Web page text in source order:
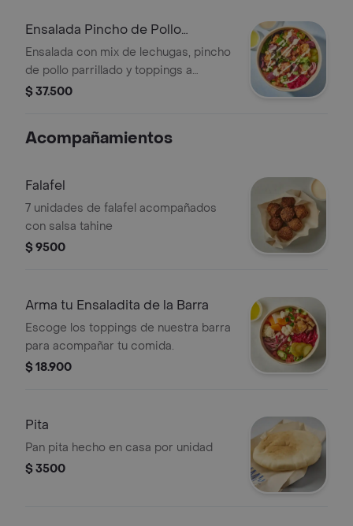
Ensalada Pincho de Pollo
Parrilado
Ensalada con mix de lechugas, pincho
de pollo parrillado y toppings a
elección. Acompañado con salsa
$ 37.500
Acompañamientos
Falafel
7 unidades de falafel acompañados
con salsa tahine
$ 9500
Arma tu Ensaladita de la Barra
Escoge los toppings de nuestra barra
para acompañar tu comida.
$ 18.900
Pita
Pan pita hecho en casa por unidad
$ 3500